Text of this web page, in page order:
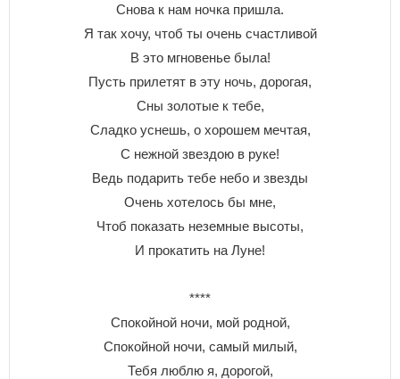
Снова к нам ночка пришла.
Я так хочу, чтоб ты очень счастливой
В это мгновенье была!
Пусть прилетят в эту ночь, дорогая,
Сны золотые к тебе,
Сладко уснешь, о хорошем мечтая,
С нежной звездою в руке!
Ведь подарить тебе небо и звезды
Очень хотелось бы мне,
Чтоб показать неземные высоты,
И прокатить на Луне!
****
Спокойной ночи, мой родной,
Спокойной ночи, самый милый,
Тебя люблю я, дорогой,